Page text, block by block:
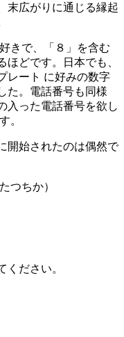
末広がりに通じる縁起
きで、「８」を含む
どです。日本でも、
レート に好みの数字
た。電話番号も同様
入った電話番号を欲し
。
開始されたのは偶然で
つちか）
ください。